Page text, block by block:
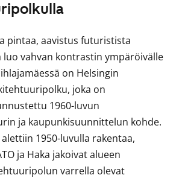
pintaa, aavistus futuristista
vahvan kontrastin ympäröivälle
on Helsingin
joka on
1960-luvun
ja kaupunkisuunnittelun kohde.
1950-luvulla rakentaa,
ja Haka jakoivat alueen
varrella olevat